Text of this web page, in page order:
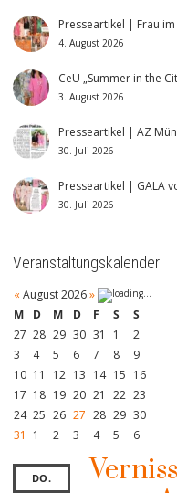
Presseartikel | Frau
4. August 2026
CeU „Summer in the
3. August 2026
Presseartikel | AZ
30. Juli 2026
Presseartikel | GALA
30. Juli 2026
Veranstaltungskalender
« August 2026»
M
D M D F S
S
27 28 29 30 31 1
2
3
4 5 6 7 8
9
10 11 12 13 14 15 16
17 18 19 20 21 22 23
24 25 26 27 28 29 30
31
1 2 3 4 5 6
DO.